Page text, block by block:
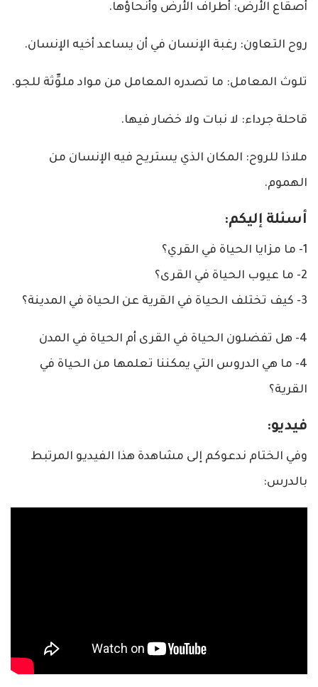
أصقاع الأرض: أطراف الأرض وأنحاؤها.
روح التعاون: رغبة الإنسان في أن يساعد أخيه الإنسان.
تلوث المعامل: ما تصدره المعامل من مواد ملوِّثة للجو.
قاحلة جرداء: لا نبات ولا خضار فيها.
ملاذا للروح: المكان الذي يستريح فيه الإنسان من
الهموم.
أسئلة إليكم:
1- ما مزايا الحياة في القري؟
2- ما عيوب الحياة في القرى؟
3- كيف تختلف الحياة في القرية عن الحياة في المدينة؟
4- هل تفضلون الحياة في القرى أم الحياة في المدن
4- ما هي الدروس التي يمكننا تعلمها من الحياة في
القرية؟
فيديو:
وفي الختام ندعوكم إلى مشاهدة هذا الفيديو المرتبط
بالدرس: